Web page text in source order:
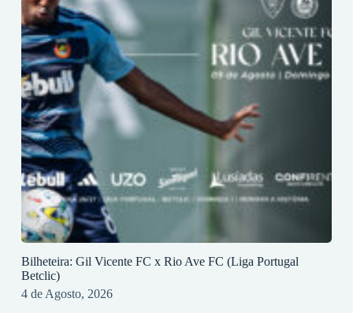
Bilheteira: Gil Vicente FC x Rio Ave FC (Liga Portugal
Betclic)
4 de Agosto, 2026